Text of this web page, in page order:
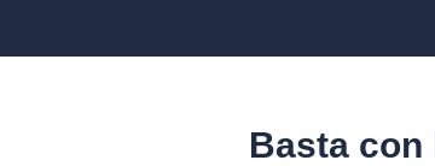
Basta con